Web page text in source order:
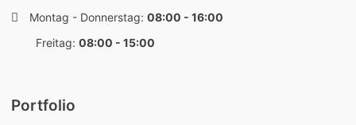
Montag - Donnerstag: 08:00 - 16:00
Freitag: 08:00 - 15:00
Portfolio